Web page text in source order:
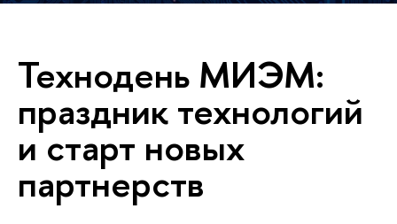
Технодень МИЭМ:
праздник технологий
и старт новых
партнерств